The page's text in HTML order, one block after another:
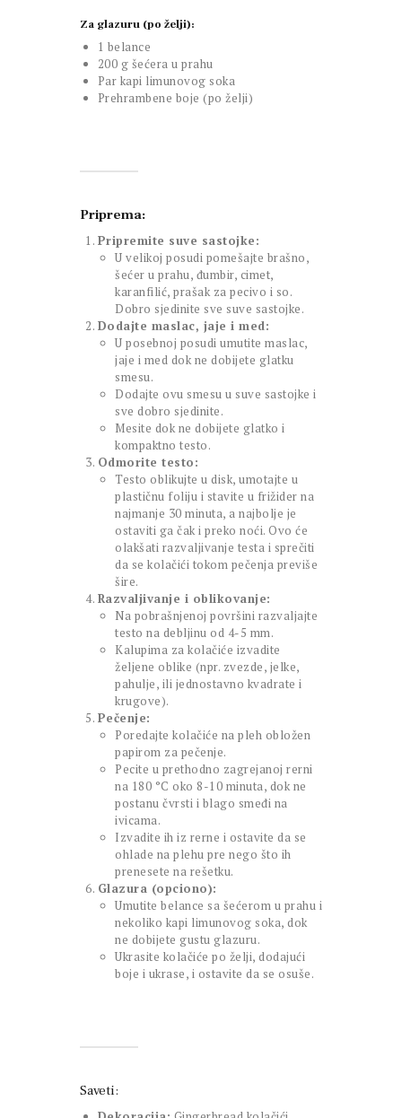
Za glazuru (po želji):
1 belance
200 g šećera u prahu
Par kapi limunovog soka
Prehrambene boje (po želji)
Priprema:
Pripremite suve sastojke:
U velikoj posudi pomešajte brašno,
šećer u prahu, đumbir, cimet,
karanfilić, prašak za pecivo i so.
Dobro sjedinite sve suve sastojke.
Dodajte maslac, jaje i med:
U posebnoj posudi umutite maslac,
jaje i med dok ne dobijete glatku
smesu.
Dodajte ovu smesu u suve sastojke i
sve dobro sjedinite.
Mesite dok ne dobijete glatko i
kompaktno testo.
Odmorite testo:
Testo oblikujte u disk, umotajte u
plastičnu foliju i stavite u frižider na
najmanje 30 minuta, a najbolje je
ostaviti ga čak i preko noći. Ovo će
olakšati razvaljivanje testa i sprečiti
da se kolačići tokom pečenja previše
šire.
Razvaljivanje i oblikovanje:
Na pobrašnjenoj površini razvaljajte
testo na debljinu od 4-5 mm.
Kalupima za kolačiće izvadite
željene oblike (npr. zvezde, jelke,
pahulje, ili jednostavno kvadrate i
krugove).
Pečenje:
Poredajte kolačiće na pleh obložen
papirom za pečenje.
Pecite u prethodno zagrejanoj rerni
na 180 °C oko 8-10 minuta, dok ne
postanu čvrsti i blago smeđi na
ivicama.
Izvadite ih iz rerne i ostavite da se
ohlade na plehu pre nego što ih
prenesete na rešetku.
Glazura (opciono):
Umutite belance sa šećerom u prahu i
nekoliko kapi limunovog soka, dok
ne dobijete gustu glazuru.
Ukrasite kolačiće po želji, dodajući
boje i ukrase, i ostavite da se osuše.
Saveti: